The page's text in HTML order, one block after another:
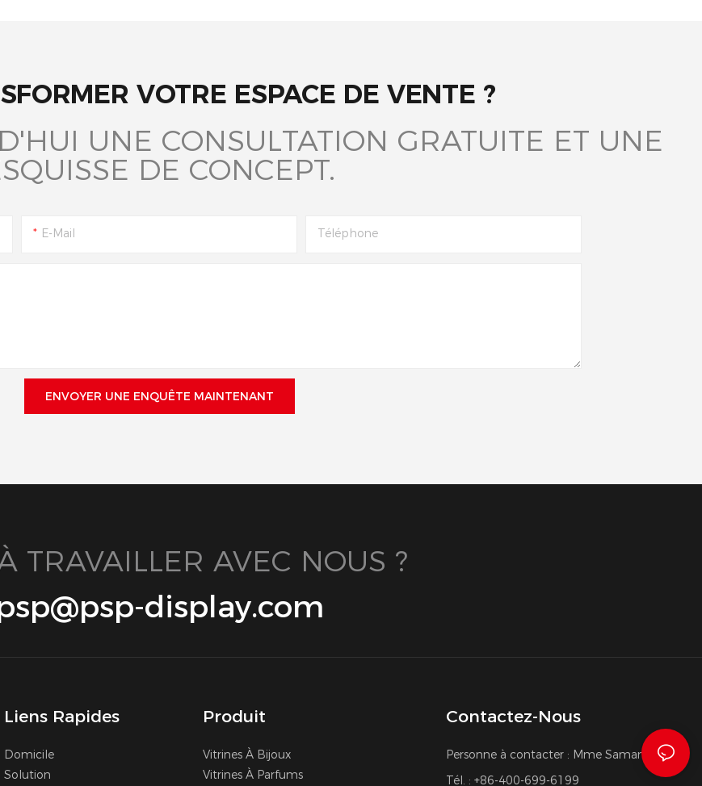
VOTRE ESPACE DE VENTE ?
UNE CONSULTATION GRATUITE ET UNE
DE CONCEPT.
E-Mail Téléphone
ENVOYER UNE ENQUÊTE MAINTENANT
TRAVAILLER AVEC NOUS ?
display.com
Liens Rapides
Domicile
Solution
Produit
Vitrines À Bijoux
Vitrines À Parfums
Contactez-Nous
Personne à contacter : Mme Samantha Yu
Tél. : +86-400-699-6199